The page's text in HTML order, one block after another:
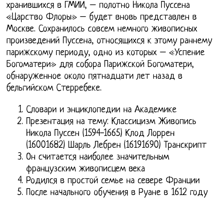
хранившихся в ГМИИ, – полотно Никола Пуссена
«Царство Флоры» – будет вновь представлен в
Москве. Сохранилось совсем немного живописных
произведений Пуссена, относящихся к этому раннему
парижскому периоду, одно из которых – «Успение
Богоматери» для собора Парижской Богоматери,
обнаруженное около пятнадцати лет назад в
бельгийском Стерребеке.
Словари и энциклопедии на Академике
Презентация на тему: Классицизм Живопись
Никола Пуссен (1594-1665) Клод Лоррен
(16001682) Шарль Лебрен (16191690) Транскрипт
Он считается наиболее значительным
французским живописцем века
Родился в простой семье на севере Франции
После начального обучения в Руане в 1612 году